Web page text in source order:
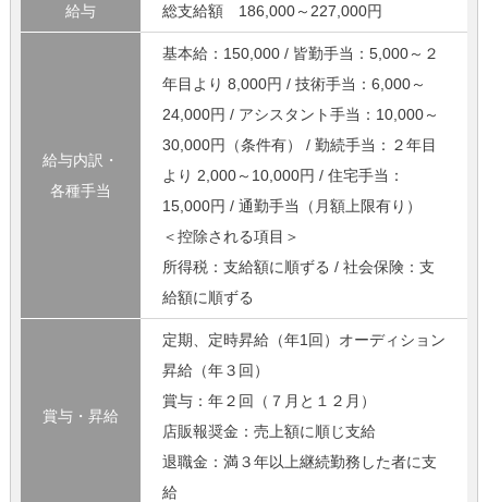
給与 総支給額 186,000～227,000円
給与内訳・
各種手当
基本給：150,000 / 皆勤手当：5,000～２
年目より 8,000円 / 技術手当：6,000～
24,000円 / アシスタント手当：10,000～
30,000円（条件有） / 勤続手当：２年目
より 2,000～10,000円 / 住宅手当：
15,000円 / 通勤手当（月額上限有り）
＜控除される項目＞
所得税：支給額に順ずる / 社会保険：支
給額に順ずる
賞与・昇給
定期、定時昇給（年1回）オーディション
昇給（年３回）
賞与：年２回（７月と１２月）
店販報奨金：売上額に順じ支給
退職金：満３年以上継続勤務した者に支
給